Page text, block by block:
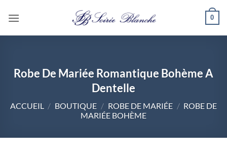
0
Robe De Mariée Romantique Bohème A
Dentelle
ACCUEIL / BOUTIQUE / ROBE DE MARIÉE / ROBE DE
MARIÉE BOHÈME